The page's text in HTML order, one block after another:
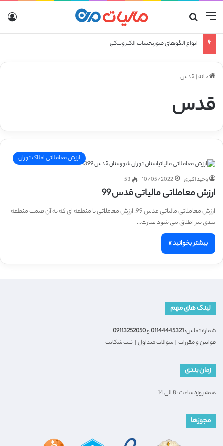
منو
انواع الگوهای صورتحساب الکترونیکی
خانه|قدس
قدس
ارزش معاملاتی املاک تهران
وحید اکبری 10/05/2022
53
ارزش معاملاتی مالیاتی قدس 99
ارزش معاملاتی مالیاتی قدس 99: ارزش معاملاتی یا منطقه ای که به آن قیمت منطقه
بندی نیز اطلاق می شود عبارت…
بیشتر بخوانید »
لینک های مهم
شماره تماس:01144445321و09113252050
قوانین و مقررات | سوالات متداول | ثبت شکایت
زمان بندی
همه روزه ساعت: 8 الی 14
مجوزها